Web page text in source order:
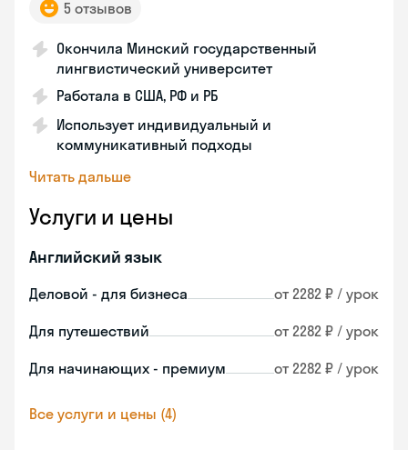
5 отзывов
Окончила Минский государственный
лингвистический университет
Работала в США, РФ и РБ
Использует индивидуальный и
коммуникативный подходы
Читать дальше
Услуги и цены
Английский язык
Деловой - для бизнеса от 2282 ₽ / урок
Для путешествий от 2282 ₽ / урок
Для начинающих - премиум от 2282 ₽ / урок
Все услуги и цены (4)